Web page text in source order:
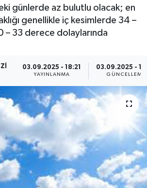
günlerde az bulutlu olacak; en
genellikle iç kesimlerde 34 –
– 33 derece dolaylarında
03.09.2025 - 18:21
YAYINLANMA
03.09.2025 -
GÜNCELLEME